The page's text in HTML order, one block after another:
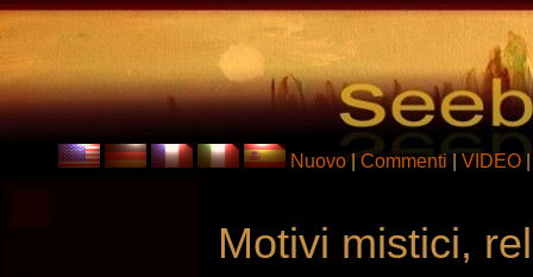
Nuovo Commenti VIDEO
Motivi mistici,